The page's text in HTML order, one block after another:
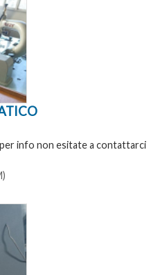
info non esitate a contattarci